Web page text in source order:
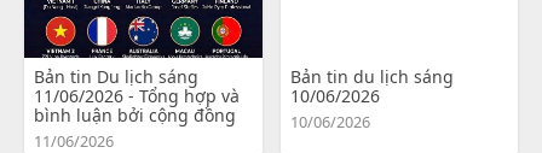
Bản tin Du lịch sáng
11/06/2026 - Tổng hợp và
bình luận bởi cộng đồng
11/06/2026
Bản tin du lịch sáng
10/06/2026
10/06/2026